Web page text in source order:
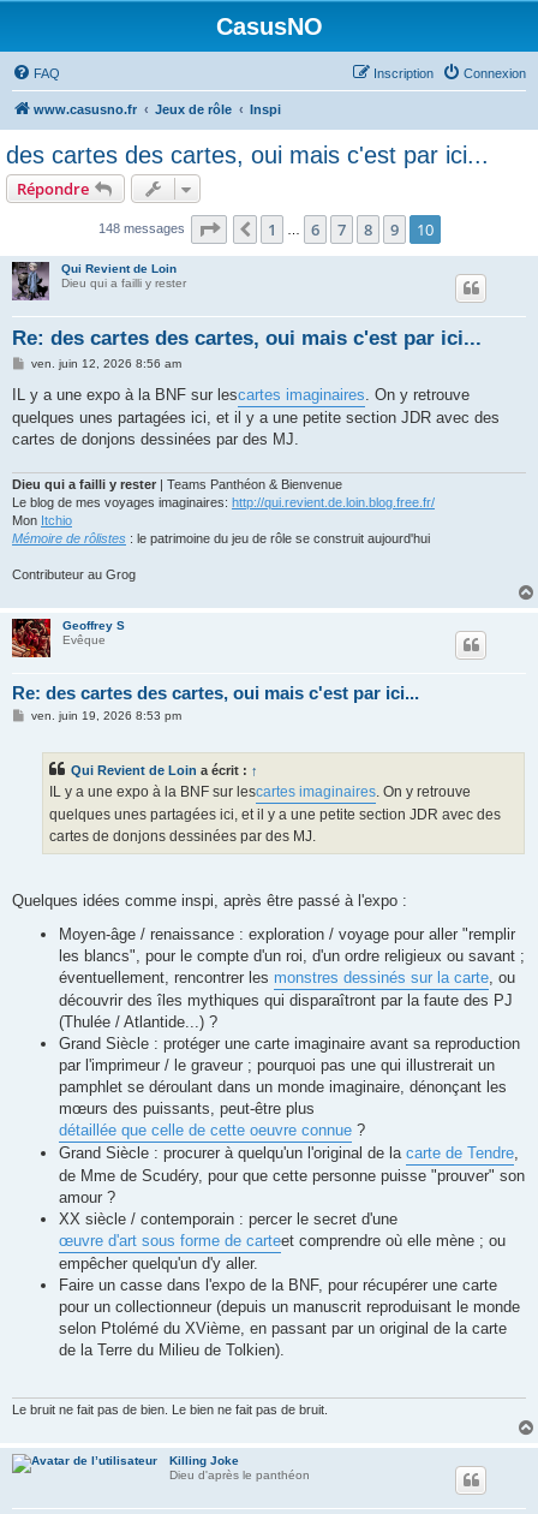
CasusNO
FAQ Connexion
Inscription
www.casusno.fr Jeux de rôle Inspi
des cartes des cartes, oui mais c'est par ici...
Répondre
148 messages Page 10 sur 10
Précédent
1 6 7 8 9 10
Qui Revient de Loin
Dieu qui a failli y rester
Re: des cartes des cartes, oui mais c'est par ici...
M
s
s
a
g
e
ven. juin 12, 2026 8:56 am
IL y a une expo à la BNF sur lescartes imaginaires. On y retrouve
quelques unes partagées ici, et il y a une petite section JDR avec des
cartes de donjons dessinées par des MJ.
Dieu qui a failli y rester | Teams Panthéon & Bienvenue
Le blog de mes voyages imaginaires: http://qui.revient.de.loin.blog.free.fr/
Mon Itchio
Mémoire de rôlistes : le patrimoine du jeu de rôle se construit aujourd'hui
Contributeur au Grog
Geoffrey S
Evêque
Re: des cartes des cartes, oui mais c'est par ici...
Mven. juin 19, 2026 8:53 pm
Qui Revient de Loin a écrit : ↑
IL y a une expo à la BNF sur lescartes imaginaires . On y retrouve
quelques unes partagées ici, et il y a une petite section JDR avec des
cartes de donjons dessinées par des MJ.
Quelques idées comme inspi, après être passé à l'expo :
Moyen-âge / renaissance : exploration / voyage pour aller "remplir
les blancs", pour le compte d'un roi, d'un ordre religieux ou savant ;
éventuellement, rencontrer les monstres dessinés sur la carte, ou
découvrir des îles mythiques qui disparaîtront par la faute des PJ
(Thulée / Atlantide...) ?
Grand Siècle : protéger une carte imaginaire avant sa reproduction
par l'imprimeur / le graveur ; pourquoi pas une qui illustrerait un
pamphlet se déroulant dans un monde imaginaire, dénonçant les
mœurs des puissants, peut-être plus
détaillée que celle de cette oeuvre connue ?
Grand Siècle : procurer à quelqu'un l'original de la carte de Tendre,
de Mme de Scudéry, pour que cette personne puisse "prouver" son
amour ?
XX siècle / contemporain : percer le secret d'une
œuvre d'art sous forme de carteet comprendre où elle mène ; ou
empêcher quelqu'un d'y aller.
Faire un casse dans l'expo de la BNF, pour récupérer une carte
pour un collectionneur (depuis un manuscrit reproduisant le monde
selon Ptolémé du XVième, en passant par un original de la carte
de la Terre du Milieu de Tolkien).
Le bruit ne fait pas de bien. Le bien ne fait pas de bruit.
Killing Joke
Dieu d'après le panthéon